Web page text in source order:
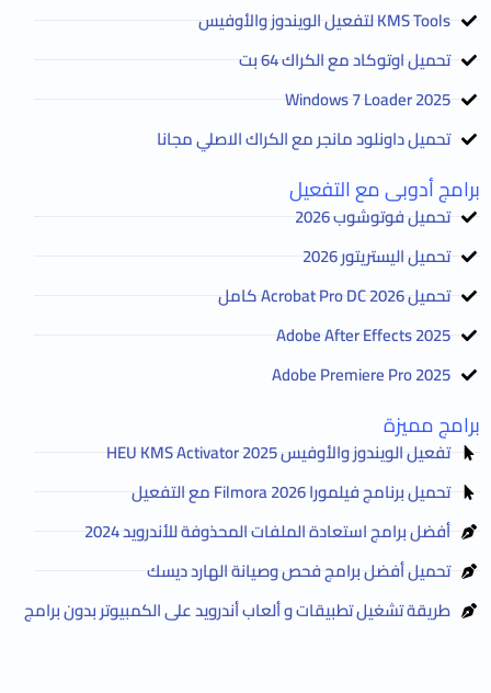
KMS Tools لتفعيل الويندوز والأوفيس
تحميل اوتوكاد مع الكراك 64 بت
2025 Windows 7 Loader
تحميل داونلود مانجر مع الكراك الاصلي مجانا
برامج أدوبى مع التفعيل
تحميل فوتوشوب 2026
تحميل اليستريتور 2026
تحميل Acrobat Pro DC 2026 كامل
Adobe After Effects 2025
Adobe Premiere Pro 2025
برامج مميزة
تفعيل الويندوز والأوفيس HEU KMS Activator 2025
تحميل برنامج فيلمورا Filmora 2026 مع التفعيل
أفضل برامج استعادة الملفات المحذوفة للأندرويد 2024
تحميل أفضل برامج فحص وصيانة الهارد ديسك
طريقة تشغيل تطبيقات و ألعاب أندرويد على الكمبيوتر بدون برامج